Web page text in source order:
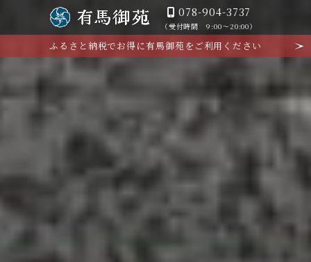
078-904-3737
（受付時間 9:00～20:00）
ふるさと納税でお得に有馬御苑をご利用ください